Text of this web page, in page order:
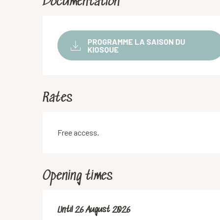
PROGRAMME LA SAISON DU
KIOSQUE
Rates
Free access.
Opening times
From1 July 2026until
Until26 August 2026